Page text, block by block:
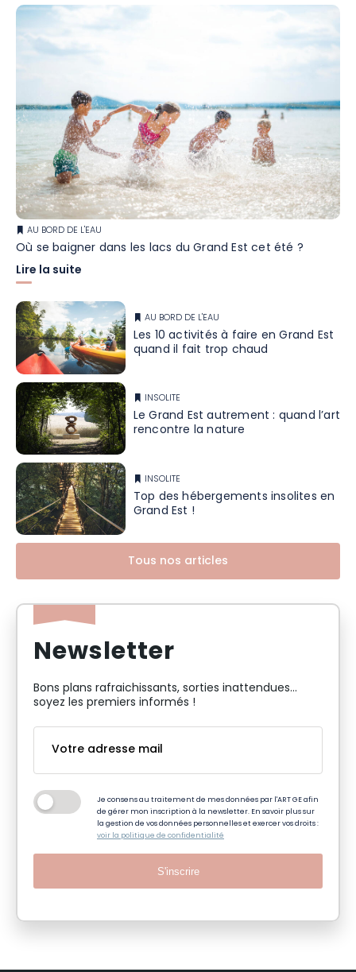
AU BORD DE L'EAU
Où se baigner dans les lacs du Grand Est cet été ?
Lire la suite
AU BORD DE L'EAU
Les 10 activités à faire en Grand Est
quand il fait trop chaud
INSOLITE
Le Grand Est autrement : quand l’art
rencontre la nature
INSOLITE
Top des hébergements insolites en
Grand Est !
Tous nos articles
Newsletter
Bons plans rafraichissants, sorties inattendues…
soyez les premiers informés !
Je consens au traitement de mes données par l'ART GE afin
de gérer mon inscription à la newsletter. En savoir plus sur
la gestion de vos données personnelles et exercer vos droits :
voir la politique de confidentialité
S'inscrire